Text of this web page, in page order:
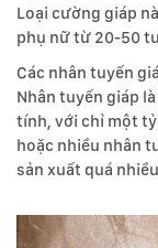
Loại cường giáp
phụ nữ từ 20-50
Các nhân tuyến
Nhân tuyến giáp
tính, với chỉ một
hoặc nhiều nhân
sản xuất quá